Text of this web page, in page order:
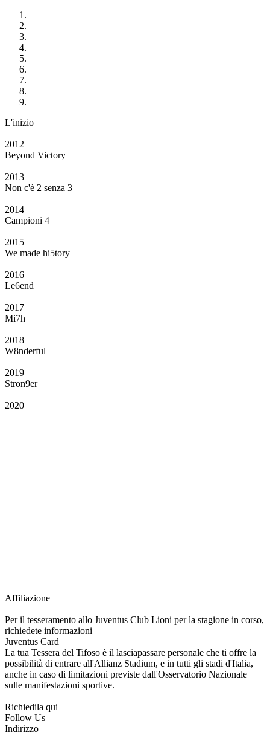
L'inizio
2012
Beyond Victory
2013
Non c'è 2 senza 3
2014
Campioni 4
2015
We made hi5tory
2016
Le6end
2017
Mi7h
2018
W8nderful
2019
Stron9er
2020
Affiliazione
Per il tesseramento allo Juventus Club Lioni per la stagione in corso,
richiedete informazioni
Juventus Card
La tua Tessera del Tifoso è il lasciapassare personale che ti offre la
possibilità di entrare all'Allianz Stadium, e in tutti gli stadi d'Italia,
anche in caso di limitazioni previste dall'Osservatorio Nazionale
sulle manifestazioni sportive.
Richiedila qui
Follow Us
Indirizzo